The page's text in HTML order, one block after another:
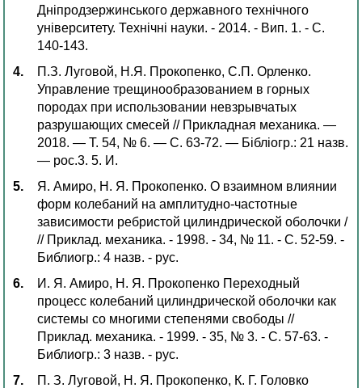
Дніпродзержинського державного технічного
університету. Технічні науки. - 2014. - Вип. 1. - С.
140-143.
П.З. Луговой, Н.Я. Прокопенко, С.П. Орленко.
Управление трещинообразованием в горных
породах при использовании невзрывчатых
разрушающих смесей // Прикладная механика. —
2018. — Т. 54, № 6. — С. 63-72. — Бібліогр.: 21 назв.
— рос.3. 5. И.
Я. Амиро, Н. Я. Прокопенко. О взаимном влиянии
форм колебаний на амплитудно-частотные
зависимости ребристой цилиндрической оболочки /
// Приклад. механика. - 1998. - 34, № 11. - С. 52-59. -
Библиогр.: 4 назв. - рус.
И. Я. Амиро, Н. Я. Прокопенко Переходный
процесс колебаний цилиндрической оболочки как
системы со многими степенями свободы //
Приклад. механика. - 1999. - 35, № 3. - С. 57-63. -
Библиогр.: 3 назв. - рус.
П. З. Луговой, Н. Я. Прокопенко, К. Г. Головко